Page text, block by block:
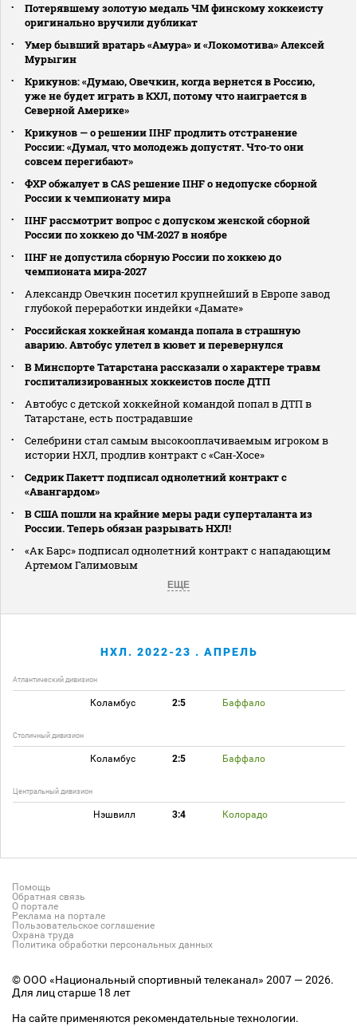
Потерявшему золотую медаль ЧМ финскому хоккеисту
оригинально вручили дубликат
Умер бывший вратарь «Амура» и «Локомотива» Алексей
Мурыгин
Крикунов: «Думаю, Овечкин, когда вернется в Россию,
уже не будет играть в КХЛ, потому что наиграется в
Северной Америке»
Крикунов — о решении IIHF продлить отстранение
России: «Думал, что молодежь допустят. Что‑то они
совсем перегибают»
ФХР обжалует в CAS решение IIHF о недопуске сборной
России к чемпионату мира
IIHF рассмотрит вопрос с допуском женской сборной
России по хоккею до ЧМ‑2027 в ноябре
IIHF не допустила сборную России по хоккею до
чемпионата мира‑2027
Александр Овечкин посетил крупнейший в Европе завод
глубокой переработки индейки «Дамате»
Российская хоккейная команда попала в страшную
аварию. Автобус улетел в кювет и перевернулся
В Минспорте Татарстана рассказали о характере травм
госпитализированных хоккеистов после ДТП
Автобус с детской хоккейной командой попал в ДТП в
Татарстане, есть пострадавшие
Селебрини стал самым высокооплачиваемым игроком в
истории НХЛ, продлив контракт с «Сан‑Хосе»
Седрик Пакетт подписал однолетний контракт с
«Авангардом»
В США пошли на крайние меры ради суперталанта из
России. Теперь обязан разрывать НХЛ!
«Ак Барс» подписал однолетний контракт с нападающим
Артемом Галимовым
ЕЩЕ
НХЛ. 2022-23 . АПРЕЛЬ
Атлантический дивизион
Коламбус 2:5 Баффало
Столичный дивизион
Коламбус 2:5 Баффало
Центральный дивизион
Нэшвилл 3:4 Колорадо
Помощь
Обратная связь
О портале
Реклама на портале
Пользовательское соглашение
Охрана труда
Политика обработки персональных данных
© ООО «Национальный спортивный телеканал» 2007 — 2026.
Для лиц старше 18 лет
На сайте применяются рекомендательные технологии.